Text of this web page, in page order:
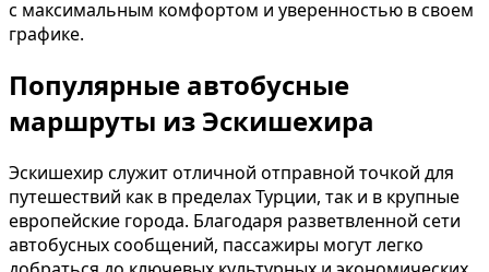
с максимальным комфортом и уверенностью в своем
графике.
Популярные автобусные
маршруты из Эскишехира
Эскишехир служит отличной отправной точкой для
путешествий как в пределах Турции, так и в крупные
европейские города. Благодаря разветвленной сети
автобусных сообщений, пассажиры могут легко